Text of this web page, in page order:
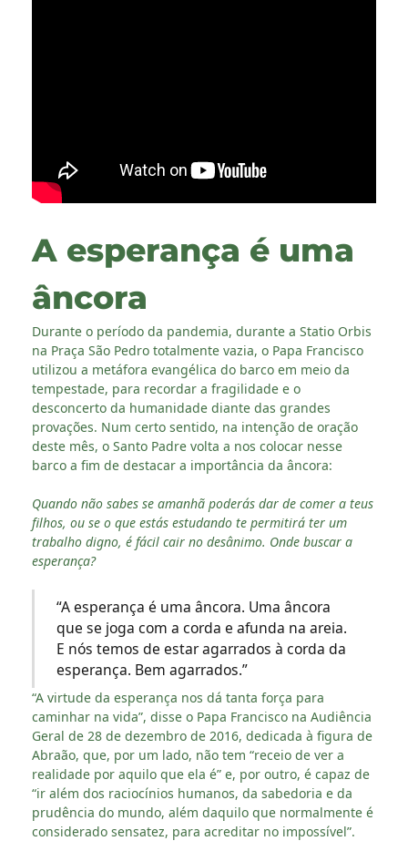
A esperança é uma
âncora
Durante o período da pandemia, durante a Statio Orbis
na Praça São Pedro totalmente vazia, o Papa Francisco
utilizou a metáfora evangélica do barco em meio da
tempestade, para recordar a fragilidade e o
desconcerto da humanidade diante das grandes
provações. Num certo sentido, na intenção de oração
deste mês, o Santo Padre volta a nos colocar nesse
barco a fim de destacar a importância da âncora:
Quando não sabes se amanhã poderás dar de comer a teus
filhos, ou se o que estás estudando te permitirá ter um
trabalho digno, é fácil cair no desânimo. Onde buscar a
esperança?
“A esperança é uma âncora. Uma âncora
que se joga com a corda e afunda na areia.
E nós temos de estar agarrados à corda da
esperança. Bem agarrados.”
“A virtude da esperança nos dá tanta força para
caminhar na vida”, disse o Papa Francisco na Audiência
Geral de 28 de dezembro de 2016, dedicada à figura de
Abraão, que, por um lado, não tem “receio de ver a
realidade por aquilo que ela é” e, por outro, é capaz de
“ir além dos raciocínios humanos, da sabedoria e da
prudência do mundo, além daquilo que normalmente é
considerado sensatez, para acreditar no impossível”.